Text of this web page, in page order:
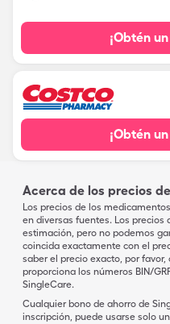
¡Obtén
¡Obtén
Acerca de los precios
Los precios de los
en diversas fuentes. Los
estimación, pero no podemos
coincida exactamente con el
saber el precio exacto, por
proporciona los números BIN/
SingleCare.
Cualquier bono de ahorro de
inscripción, puede usarse solo